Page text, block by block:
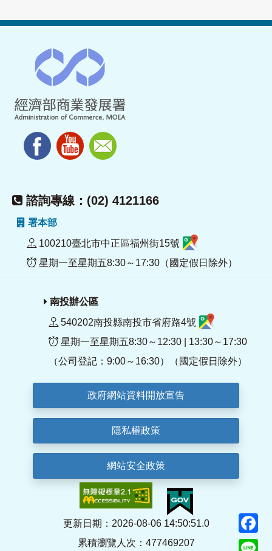
諮詢專線：(02) 4121166
署本部
100210臺北市中正區福州街15號
星期一至星期五8:30～17:30（國定假日除外）
南投辦公區
540202南投縣南投市省府路4號
星期一至星期五8:30～12:30 | 13:30～17:30
（公司登記：9:00～16:30）（國定假日除外）
政府網站資料開放宣告
隱私權政策
網站安全政策
更新日期：2026-08-06 14:50:51.0
累積瀏覽人次：477469207